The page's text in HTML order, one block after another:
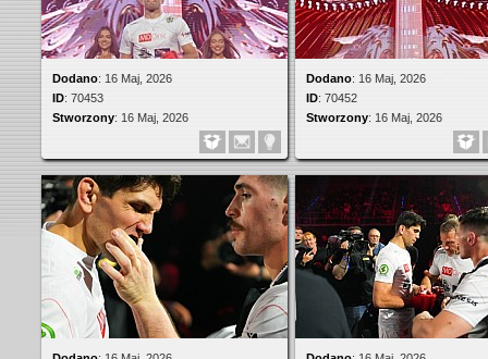
Dodano: 16 Maj, 2026
ID: 70452
Stworzony: 16 Maj, 2026
Dodano: 16 Maj, 2026
ID: 70453
Stworzony: 16 Maj, 2026